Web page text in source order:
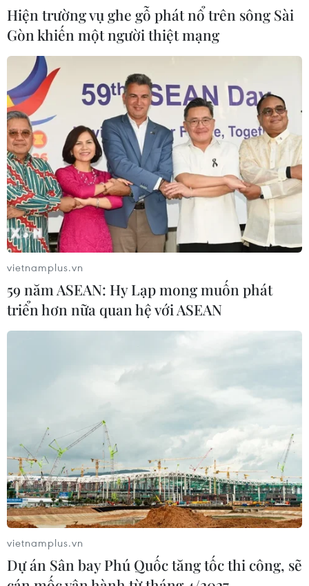
Hiện trường vụ ghe gỗ phát nổ trên sông Sài
Gòn khiến một người thiệt mạng
vietnamplus.vn
59 năm ASEAN: Hy Lạp mong muốn phát
triển hơn nữa quan hệ với ASEAN
vietnamplus.vn
Dự án Sân bay Phú Quốc tăng tốc thi công, sẽ